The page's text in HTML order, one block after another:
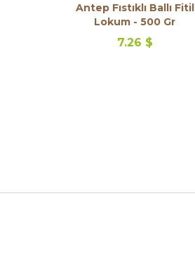
Antep Fıstıklı Ballı Fitil
Lokum - 500 Gr
7.26 $